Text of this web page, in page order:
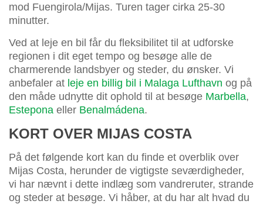
mod Fuengirola/Mijas. Turen tager cirka 25-30
minutter.
Ved at leje en bil får du fleksibilitet til at udforske
regionen i dit eget tempo og besøge alle de
charmerende landsbyer og steder, du ønsker. Vi
anbefaler at leje en billig bil i Malaga Lufthavn og på
den måde udnytte dit ophold til at besøge Marbella,
Estepona eller Benalmádena.
KORT OVER MIJAS COSTA
På det følgende kort kan du finde et overblik over
Mijas Costa, herunder de vigtigste seværdigheder,
vi har nævnt i dette indlæg som vandreruter, strande
og steder at besøge. Vi håber, at du har alt hvad du